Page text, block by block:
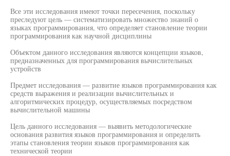
Все эти исследования имеют точки пересечения, поскольку
преследуют цель — систематизировать множество знаний о
языках программирования, что определяет становление теории
программирования как научной дисциплины
Объектом данного исследования являются концепции языков,
предназначенных для программирования вычислительных
устройств
Предмет исследования — развитие языков программирования как
средств выражения и реализации вычислительных и
алгоритмических процедур, осуществляемых посредством
вычислительной машины
Цель данного исследования — выявить методологические
основания развития языков программирования и определить
этапы становления теории языков программирования как
технической теории